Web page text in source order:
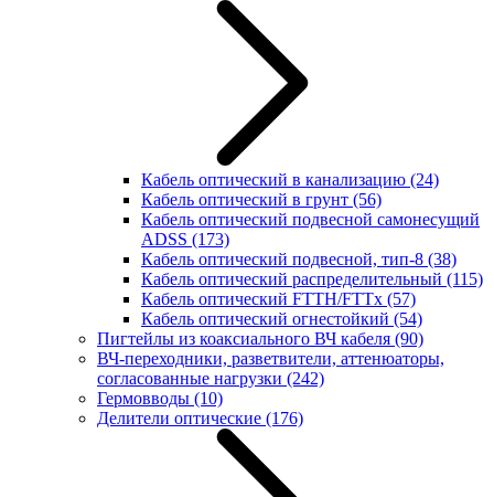
Кабель оптический в канализацию (24)
Кабель оптический в грунт (56)
Кабель оптический подвесной самонесущий
ADSS (173)
Кабель оптический подвесной, тип-8 (38)
Кабель оптический распределительный (115)
Кабель оптический FTTH/FTTx (57)
Кабель оптический огнестойкий (54)
Пигтейлы из коаксиального ВЧ кабеля (90)
ВЧ-переходники, разветвители, аттенюаторы,
согласованные нагрузки (242)
Гермовводы (10)
Делители оптические (176)